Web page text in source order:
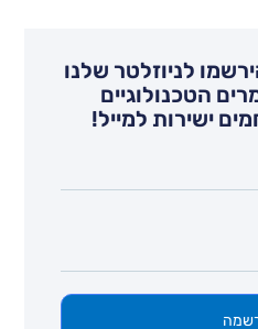
לניוזלטר שלנו
הטכנולוגיים
ישירות למייל!